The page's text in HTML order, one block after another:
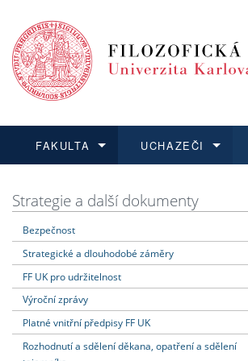
FAKULTA
Dozvědět se více
UCHAZEČI
Podat přihlášku
Dozvědět se více
Dozvědět se více
Dozvědět se více
Strategie a další dokumenty
Bezpečnost
Strategické a dlouhodobé záměry
FF UK pro udržitelnost
Výroční zprávy
Platné vnitřní předpisy FF UK
Rozhodnutí a sdělení děkana, opatření a sdělení